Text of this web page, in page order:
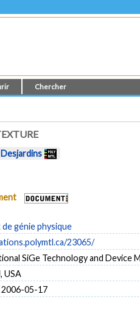
Chercher
génie physique
23065/
SiGe Technology and Device
USA
05-17